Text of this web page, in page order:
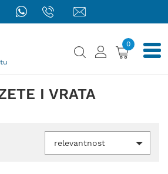
0
I VRATA
relevantnost